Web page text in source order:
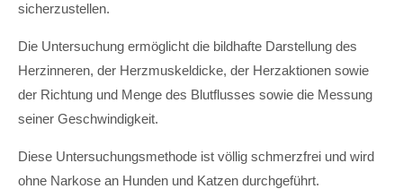
sicherzustellen.
Die Untersuchung ermöglicht die bildhafte Darstellung des
Herzinneren, der Herzmuskeldicke, der Herzaktionen sowie
der Richtung und Menge des Blutflusses sowie die Messung
seiner Geschwindigkeit.
Diese Untersuchungsmethode ist völlig schmerzfrei und wird
ohne Narkose an Hunden und Katzen durchgeführt.